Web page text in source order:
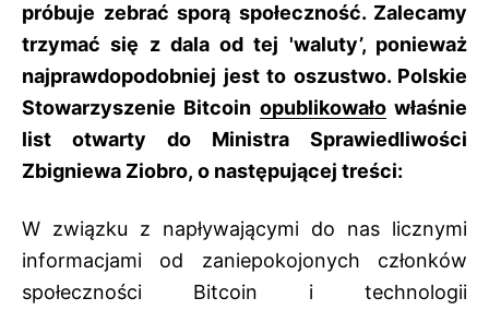
próbuje zebrać sporą społeczność. Zalecamy
trzymać się z dala od tej 'waluty’, ponieważ
najprawdopodobniej jest to oszustwo. Polskie
Stowarzyszenie Bitcoin opublikowałowłaśnie
list otwarty do Ministra Sprawiedliwości
Zbigniewa Ziobro, o następującej treści:
W związku z napływającymi do nas licznymi
informacjami od zaniepokojonych członków
społeczności Bitcoin i technologii